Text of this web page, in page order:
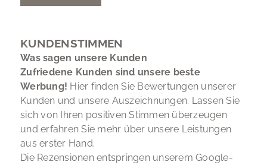
KUNDENSTIMMEN
Was sagen unsere Kunden
Zufriedene Kunden sind unsere beste
Werbung! Hier finden Sie Bewertungen unserer
Kunden und unsere Auszeichnungen. Lassen Sie
sich von Ihren positiven Stimmen überzeugen
und erfahren Sie mehr über unsere Leistungen
aus erster Hand.
Die Rezensionen entspringen unserem Google-